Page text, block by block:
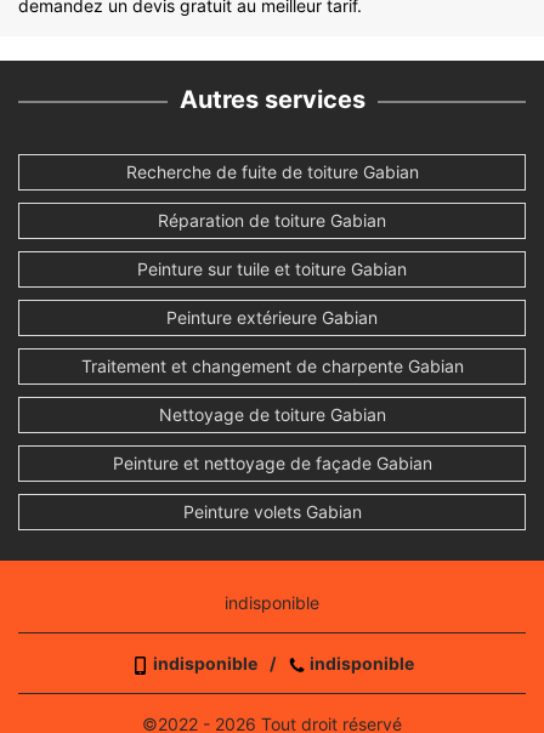
demandez un devis gratuit au meilleur tarif.
Autres services
Recherche de fuite de toiture Gabian
Réparation de toiture Gabian
Peinture sur tuile et toiture Gabian
Peinture extérieure Gabian
Traitement et changement de charpente Gabian
Nettoyage de toiture Gabian
Peinture et nettoyage de façade Gabian
Peinture volets Gabian
indisponible
indisponible / indisponible
©2022 - 2026 Tout droit réservé